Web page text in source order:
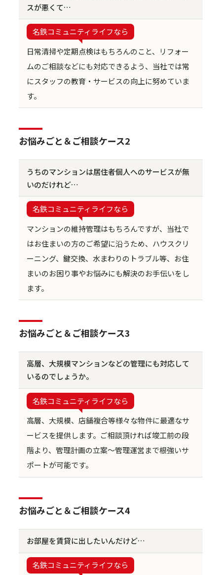
スが悪くて…
名鉄コミュニティライフなら
日常清掃や定期点検はもちろんのこと、リフォー
ムのご相談などにも対応できるよう、当社では常
にスタッフの教育・サービスの向上に努めていま
す。
お悩みごと＆ご相談ケース2
うちのマンションは居住者個人へのサービスが無
いのだけれど…
名鉄コミュニティライフなら
マンションの維持管理はもちろんですが、当社で
はお住まいの方のご希望に沿うため、ハウスクリ
ーニング、鍵交換、水まわりのトラブル等、お住
まいのお困り事やお悩みにも解決のお手伝いをし
ます。
お悩みごと＆ご相談ケース3
高層、大規模マンションなどの管理にも対応して
いるのでしょうか。
名鉄コミュニティライフなら
高層、大規模、店舗複合等様々な物件に最適なサ
ービスを提供します。ご相談頂ければ竣工前の段
階より、管理計画の立案～管理運営まで根強いサ
ポートが可能です。
お悩みごと＆ご相談ケース4
お部屋を賃貸に出したいんだけど…
名鉄コミュニティライフなら